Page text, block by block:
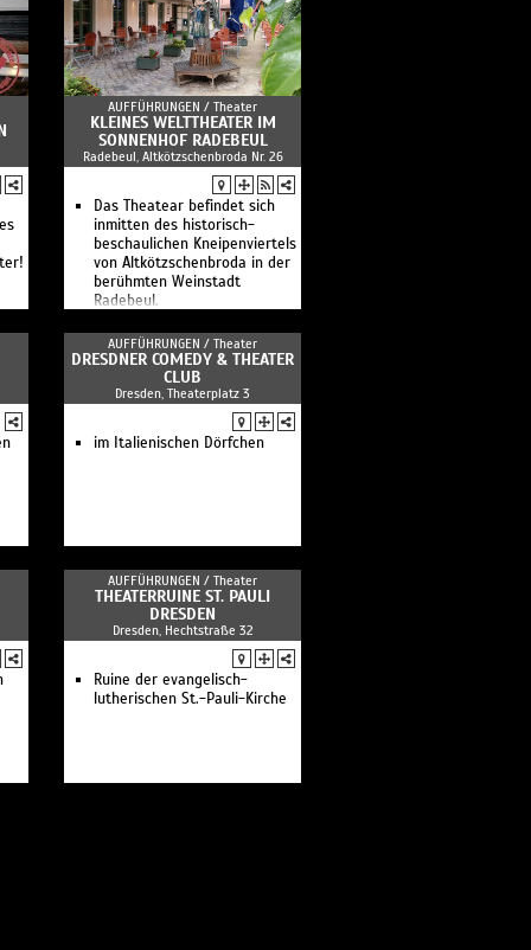
AUFFÜHRUNGEN / Theater
KLEINES WELTTHEATER IM
SONNENHOF RADEBEUL
Radebeul, Altkötzschenbroda Nr. 26
Das Theatear befindet sich
inmitten des historisch-
beschaulichen Kneipenviertels
von Altkötzschenbroda in der
berühmten Weinstadt
Radebeul.
AUFFÜHRUNGEN / Theater
DRESDNER COMEDY & THEATER
CLUB
Dresden, Theaterplatz 3
im Italienischen Dörfchen
AUFFÜHRUNGEN / Theater
THEATERRUINE ST. PAULI
DRESDEN
Dresden, Hechtstraße 32
Ruine der evangelisch-
lutherischen St.-Pauli-Kirche